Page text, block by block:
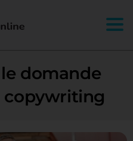
domande
copywriting